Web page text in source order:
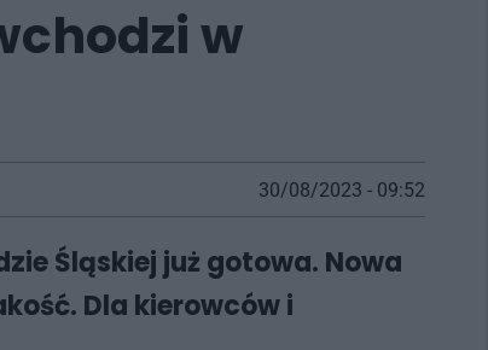
w
30/08/2023 - 09:52
Śląskiej już gotowa. Nowa
Dla kierowców i